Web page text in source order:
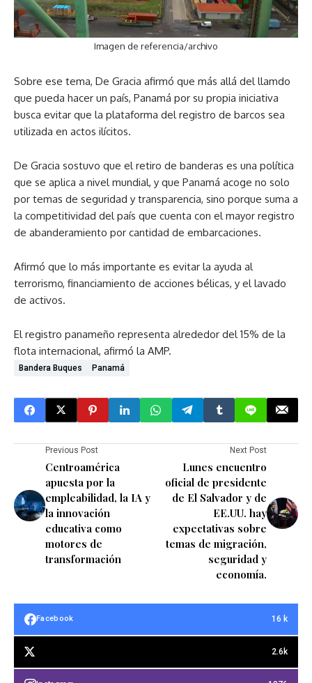
Imagen de referencia/archivo
Sobre ese tema, De Gracia afirmó que más allá del llamdo
que pueda hacer un país, Panamá por su propia iniciativa
busca evitar que la plataforma del registro de barcos sea
utilizada en actos ilícitos.
De Gracia sostuvo que el retiro de banderas es una política
que se aplica a nivel mundial, y que Panamá acoge no solo
por temas de seguridad y transparencia, sino porque suma a
la competitividad del país que cuenta con el mayor registro
de abanderamiento por cantidad de embarcaciones.
Afirmó que lo más importante es evitar la ayuda al
terrorismo, financiamiento de acciones bélicas, y el lavado
de activos.
El registro panameño representa alrededor del 15% de la
flota internacional, afirmó la AMP.
Bandera Buques Panamá
Previous Post
Centroamérica
apuesta por la
empleabilidad, la IA y
la innovación
educativa como
motores de
transformación
Next Post
Lunes encuentro
oficial de presidente
de El Salvador y de
EE.UU. hay
expectativas sobre
temas de migración,
seguridad y
economía.
Facebook 16 k
2.6k